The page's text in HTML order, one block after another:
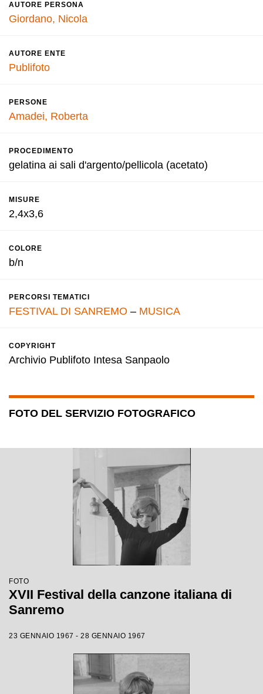
AUTORE PERSONA
Giordano, Nicola
AUTORE ENTE
Publifoto
PERSONE
Amadei, Roberta
PROCEDIMENTO
gelatina ai sali d'argento/pellicola (acetato)
MISURE
2,4x3,6
COLORE
b/n
PERCORSI TEMATICI
FESTIVAL DI SANREMO – MUSICA
COPYRIGHT
Archivio Publifoto Intesa Sanpaolo
FOTO DEL SERVIZIO FOTOGRAFICO
FOTO
XVII Festival della canzone italiana di
Sanremo
23 GENNAIO 1967 - 28 GENNAIO 1967